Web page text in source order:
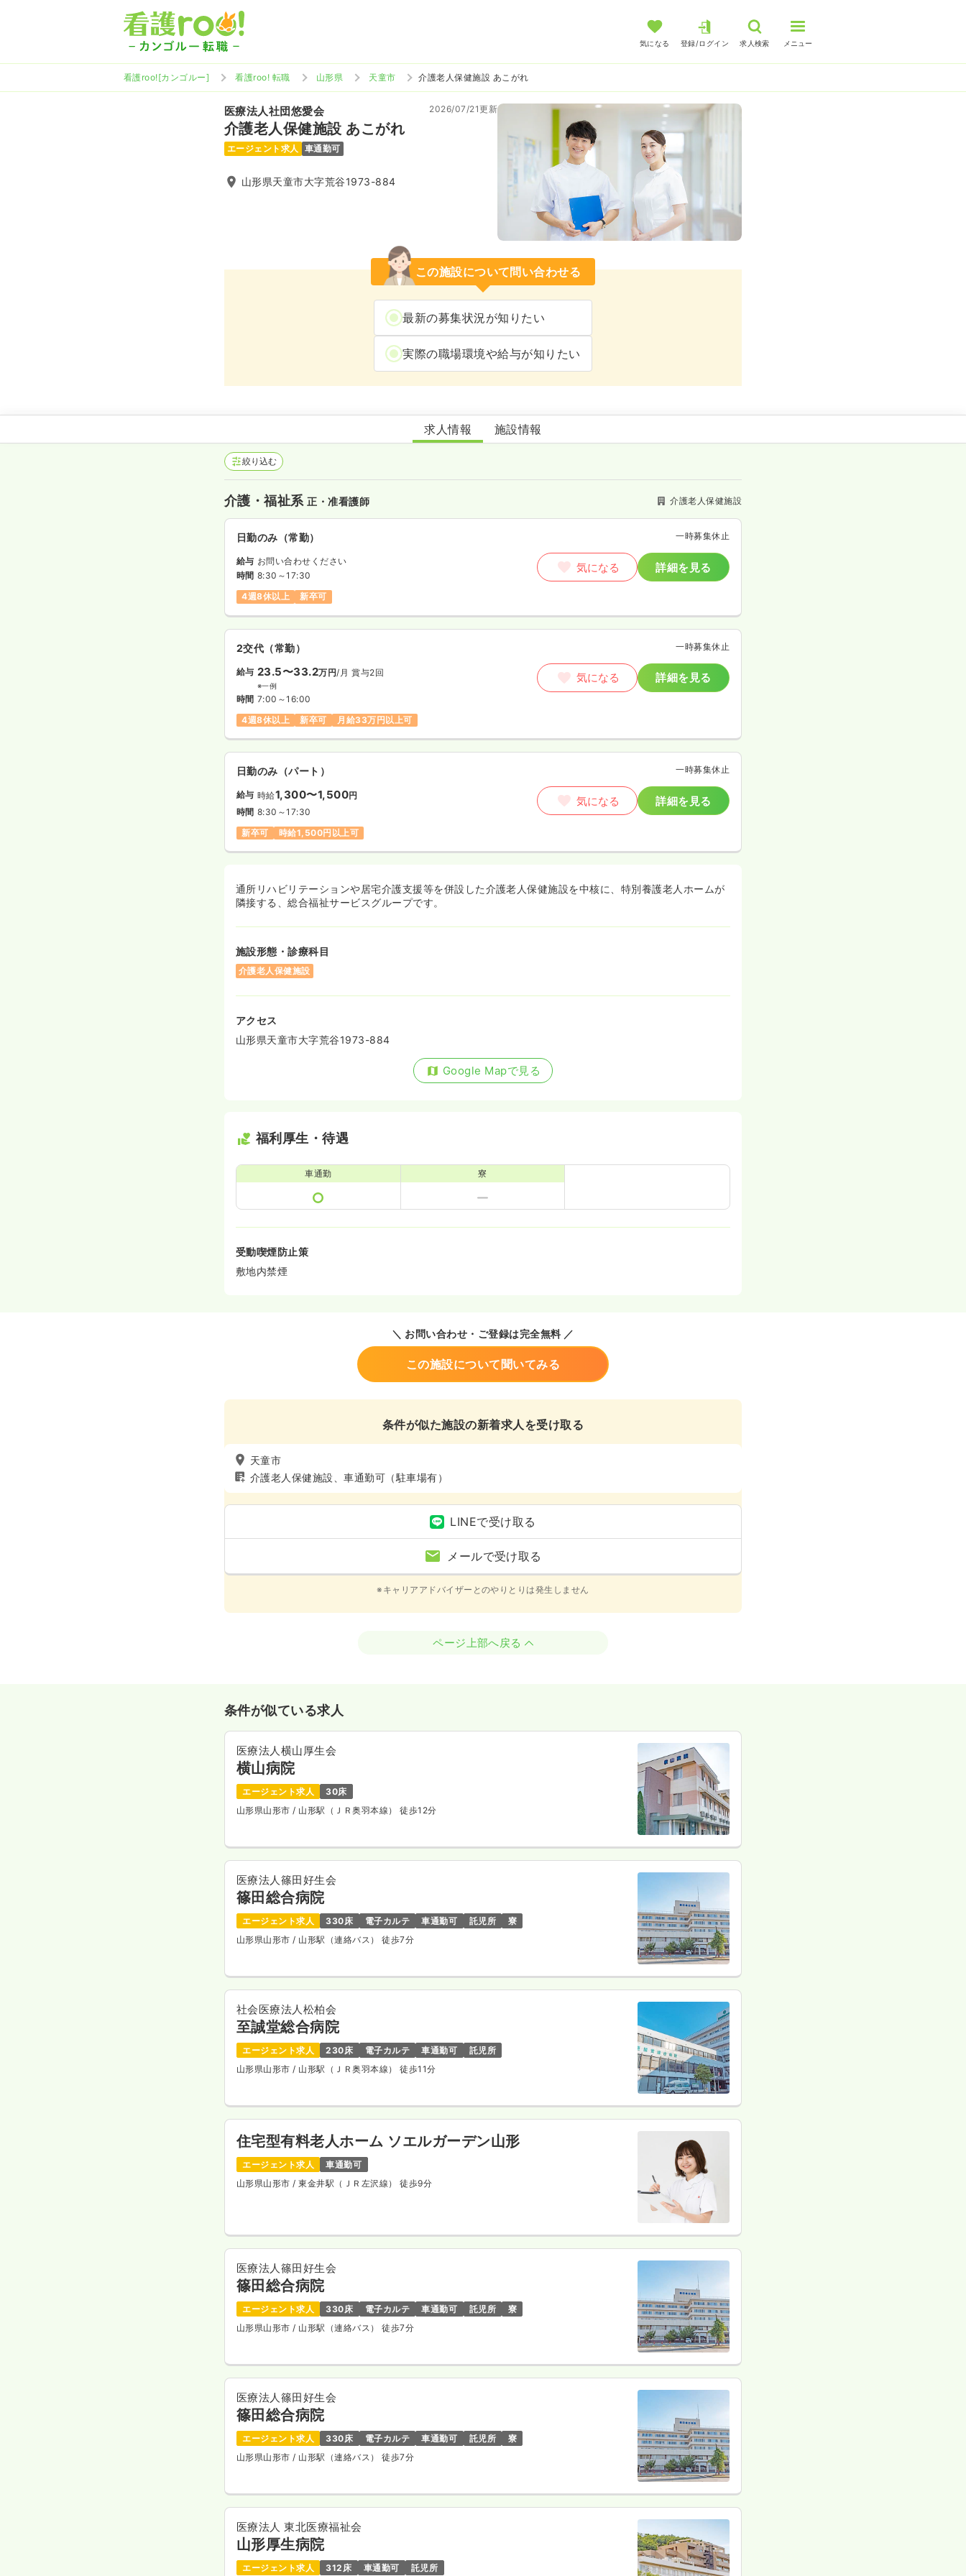
気になる 登録/ログイン 求人検索 メニュー
看護roo![カンゴルー] 看護roo! 転職 山形県 天童市 介護老人保健施設 あこがれ
医療法人社団悠愛会
介護老人保健施設 あこがれ
2026/07/21更新
エージェント求人 車通勤可
山形県天童市大字荒谷1973-884
この施設について問い合わせる
最新の募集状況が知りたい
実際の職場環境や給与が知りたい
介護老人保健施設 あこがれ
求人情報 施設情報
絞り込む
介護・福祉系正・准看護師 介護老人保健施設
日勤のみ（常勤） 一時募集休止
給与 お問い合わせください
時間 8:30～17:30
4週8休以上
新卒可
気になる 詳細を見る
2交代（常勤） 一時募集休止
給与 23.5〜33.2万円/月 賞与2回
※一例
時間 7:00～16:00
4週8休以上
新卒可 月給33万円以上可
気になる 詳細を見る
日勤のみ（パート） 一時募集休止
給与 時給1,300〜1,500円
時間 8:30～17:30
新卒可
時給1,500円以上可
気になる 詳細を見る
通所リハビリテーションや居宅介護支援等を併設した介護老人保健施設を中核に、特別養護老人ホームが
隣接する、総合福祉サービスグループです。
施設形態・診療科目
介護老人保健施設
アクセス
山形県天童市大字荒谷1973-884
Google Mapで見る
福利厚生・待遇
車通勤 寮
受動喫煙防止策
敷地内禁煙
＼ お問い合わせ・ご登録は完全無料 ／
この施設について聞いてみる
条件が似た施設の新着求人を受け取る
天童市
介護老人保健施設、車通勤可（駐車場有）
LINEで受け取る
メールで受け取る
※キャリアアドバイザーとのやりとりは発生しません
ページ上部へ戻る
条件が似ている求人
医療法人横山厚生会
横山病院
エージェント求人
30床
山形県山形市 / 山形駅（ＪＲ奥羽本線） 徒歩12分
医療法人篠田好生会
篠田総合病院
エージェント求人 330床 電子カルテ 車通勤可 託児所
寮
山形県山形市 / 山形駅（連絡バス） 徒歩7分
社会医療法人松柏会
至誠堂総合病院
エージェント求人 230床 電子カルテ 車通勤可
託児所
山形県山形市 / 山形駅（ＪＲ奥羽本線） 徒歩11分
住宅型有料老人ホーム ソエルガーデン山形
エージェント求人
車通勤可
山形県山形市 / 東金井駅（ＪＲ左沢線） 徒歩9分
医療法人篠田好生会
篠田総合病院
エージェント求人 330床 電子カルテ 車通勤可 託児所
寮
山形県山形市 / 山形駅（連絡バス） 徒歩7分
医療法人篠田好生会
篠田総合病院
エージェント求人 330床 電子カルテ 車通勤可 託児所
寮
山形県山形市 / 山形駅（連絡バス） 徒歩7分
医療法人 東北医療福祉会
山形厚生病院
エージェント求人 312床 車通勤可 託児所